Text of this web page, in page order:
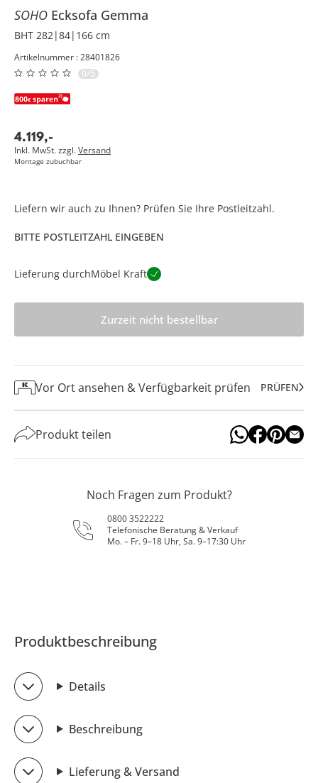
SOHO Ecksofa Gemma
BHT 282|84|166 cm
Artikelnummer : 28401826
0/5
4.119,-
Inkl. MwSt. zzgl.Versand
Montage zubuchbar
Liefern wir auch zu Ihnen? Prüfen Sie Ihre Postleitzahl.
BITTE POSTLEITZAHL EINGEBEN
Lieferung durchMöbel Kraft
Zurzeit nicht bestellbar
Vor Ort ansehen & Verfügbarkeit prüfen PRÜFEN
Produkt teilen
Noch Fragen zum Produkt?
0800 3522222
Telefonische Beratung & Verkauf
Mo. – Fr. 9–18 Uhr, Sa. 9–17:30 Uhr
Produktbeschreibung
Details
Beschreibung
Lieferung & Versand